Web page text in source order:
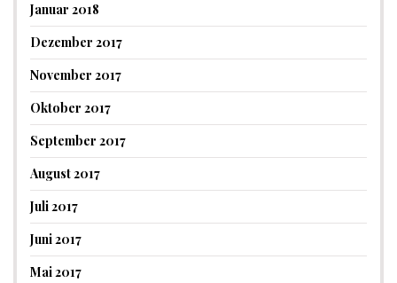
Januar 2018
Dezember 2017
November 2017
Oktober 2017
September 2017
August 2017
Juli 2017
Juni 2017
Mai 2017